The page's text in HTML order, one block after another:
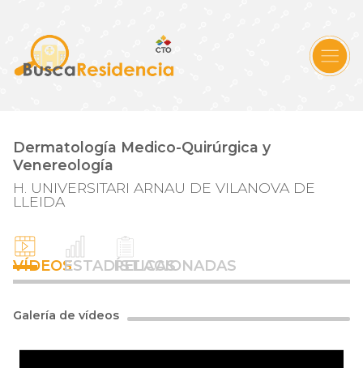
Dermatología Medico-Quirúrgica y
Venereología
H. UNIVERSITARI ARNAU DE VILANOVA DE
LLEIDA
VÍDEOSESTADÍSTICAS
RELACIONADAS
Galería de vídeos